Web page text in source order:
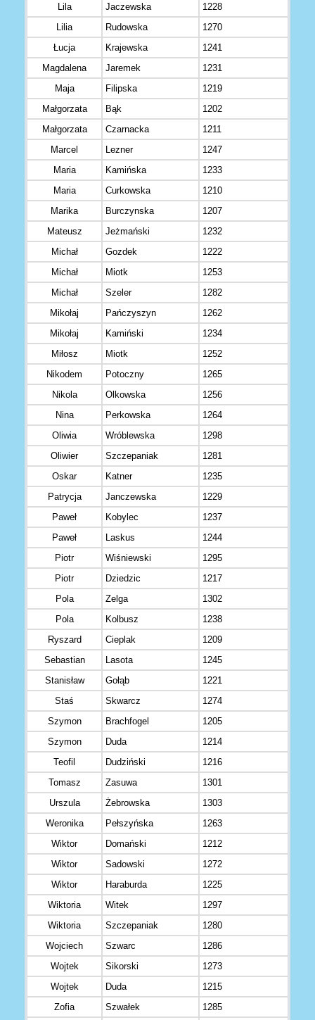
Lila
Jaczewska
1228
Lilia
Rudowska
1270
Łucja
Krajewska
1241
Magdalena
Jaremek
1231
Maja
Filipska
1219
Małgorzata
Bąk
1202
Małgorzata
Czarnacka
1211
Marcel
Lezner
1247
Maria
Kamińska
1233
Maria
Curkowska
1210
Marika
Burczynska
1207
Mateusz
Jeżmański
1232
Michał
Gozdek
1222
Michał
Miotk
1253
Michał
Szeler
1282
Mikołaj
Pańczyszyn
1262
Mikołaj
Kamiński
1234
Miłosz
Miotk
1252
Nikodem
Potoczny
1265
Nikola
Olkowska
1256
Nina
Perkowska
1264
Oliwia
Wróblewska
1298
Oliwier
Szczepaniak
1281
Oskar
Katner
1235
Patrycja
Janczewska
1229
Paweł
Kobylec
1237
Paweł
Laskus
1244
Piotr
Wiśniewski
1295
Piotr
Dziedzic
1217
Pola
Zelga
1302
Pola
Kolbusz
1238
Ryszard
Cieplak
1209
Sebastian
Lasota
1245
Stanisław
Gołąb
1221
Staś
Skwarcz
1274
Szymon
Brachfogel
1205
Szymon
Duda
1214
Teofil
Dudziński
1216
Tomasz
Zasuwa
1301
Urszula
Żebrowska
1303
Weronika
Pełszyńska
1263
Wiktor
Domański
1212
Wiktor
Sadowski
1272
Wiktor
Haraburda
1225
Wiktoria
Witek
1297
Wiktoria
Szczepaniak
1280
Wojciech
Szwarc
1286
Wojtek
Sikorski
1273
Wojtek
Duda
1215
Zofia
Szwałek 1285